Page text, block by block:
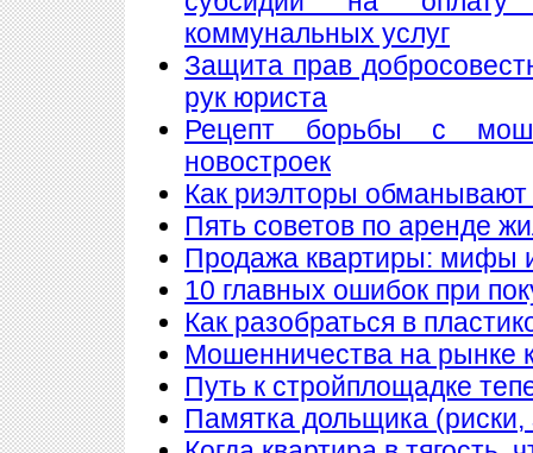
коммунальных услуг
Защита прав
рук юриста
Рецепт борьбы с
новостроек
Как риэлторы обманывают
Пять советов по аренде
Продажа квартиры: мифы
10 главных ошибок при
Как разобраться в
Мошенничества на рынке
Путь к стройплощадке
Памятка дольщика (риски,